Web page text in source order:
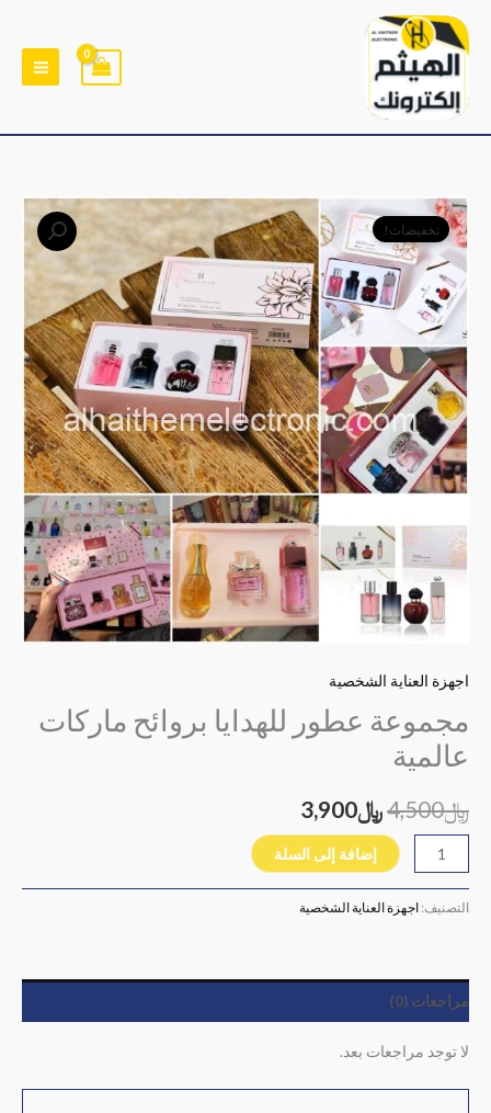
تخطي
المحتوى
تخفيضات!
اجهزة العناية الشخصية
مجموعة عطور للهدايا بروائح ماركات
عالمية
﷼4,500
السعر
الأصلي
هو:
﷼4,500.
﷼3,900
السعر
الحالي
هو:
﷼3,900.
كمية
مجموعة
عطور
للهدايا
بروائح
ماركات
عالمية
إضافة إلى السلة
التصنيف: اجهزة العناية الشخصية
مراجعات (0)
لا توجد مراجعات بعد.